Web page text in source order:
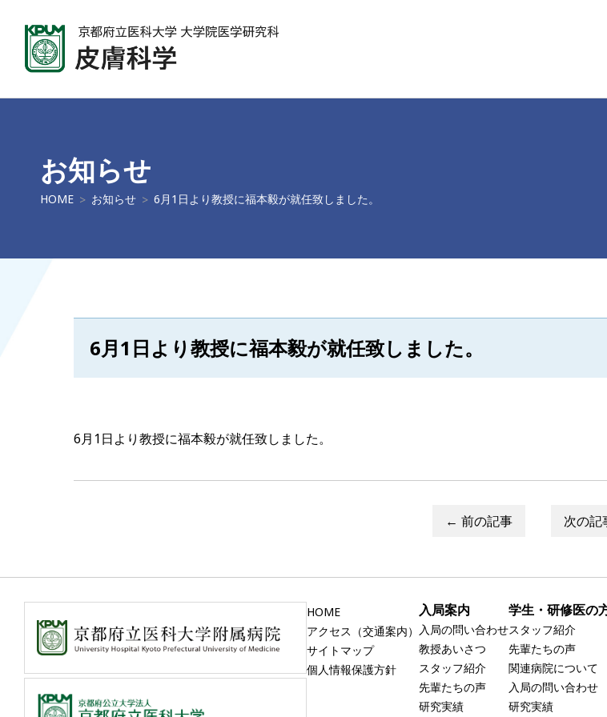
お知らせ
HOME お知らせ 6月1日より教授に福本毅が就任致しました。
6月1日より教授に福本毅が就任致しました。
6月1日より教授に福本毅が就任致しました。
← 前の記事 次の
基本情報
HOME
アクセス（交通案内）
サイトマップ
個人情報保護方針
入局案内
入局の問い合わせ
教授あいさつ
スタッフ紹介
先輩たちの声
研究実績
学生・研修医の
スタッフ紹介
先輩たちの声
関連病院について
入局の問い合わせ
研究実績